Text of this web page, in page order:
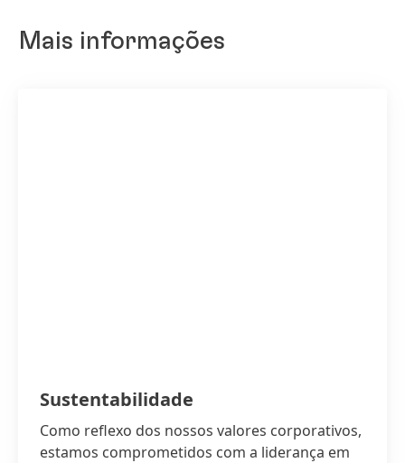
Mais informações
Sustentabilidade
Como reflexo dos nossos valores corporativos,
estamos comprometidos com a liderança em